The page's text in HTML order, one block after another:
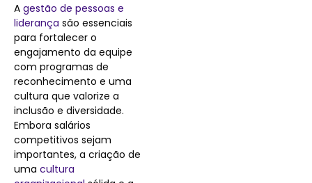
A gestão de pessoas e
liderança são essenciais
para fortalecer o
engajamento da equipe
com programas de
reconhecimento e uma
cultura que valorize a
inclusão e diversidade.
Embora salários
competitivos sejam
importantes, a criação de
uma cultura